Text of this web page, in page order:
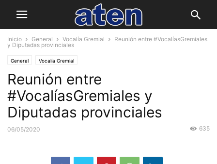
Inicio General Vocalía Gremial
Reunión entre #VocalíasGremiales
y Diputadas provinciales
General Vocalía Gremial
Reunión entre
#VocalíasGremiales y
Diputadas provinciales
06/05/2020 635